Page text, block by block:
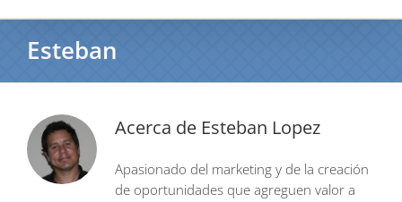
Esteban
Acerca de Esteban Lopez
Apasionado del marketing y de la creación
de oportunidades que agreguen valor a